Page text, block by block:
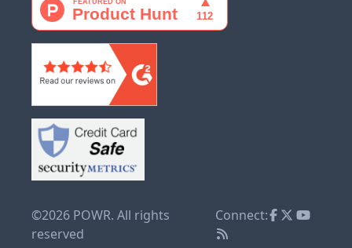
©2026 POWR. All rights
reserved
Connect: